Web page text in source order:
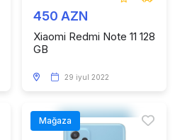
450 AZN
Xiaomi Redmi Note 11 128
GB
29 iyul 2022
Mağaza